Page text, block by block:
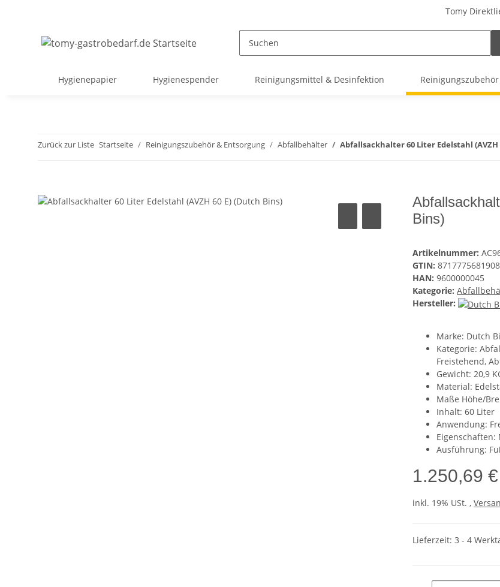
Tomy
Hygienepapier Hygienespender Reinigungsmittel & Desinfektion
Zurück zur Liste Startseite Reinigungszubehör & Entsorgung Abfallbehälter Abfallsackhalter 60 Liter Edelstahl (AVZH
Bins)
Artikelnummer:
GTIN: 8717775681908
HAN: 9600000045
Kategorie:
Hersteller:
Marke: Dutch
Kategorie:
Freistehend,
Gewicht: 20,9
Material:
Maße Höhe/
Inhalt: 60 Liter
Anwendung:
Ausführung:
1.250,69 €
inkl. 19% USt. ,
Lieferzeit: 3 - 4